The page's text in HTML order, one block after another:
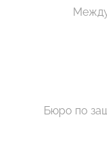
Бюро по